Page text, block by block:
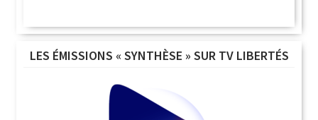
LES ÉMISSIONS « SYNTHÈSE » SUR TV LIBERTÉS